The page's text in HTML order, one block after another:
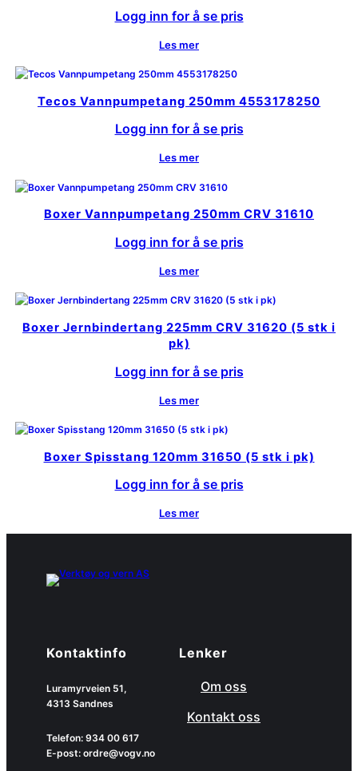
Logg inn for å se pris
Les mer
Tecos Vannpumpetang 250mm 4553178250
Logg inn for å se pris
Les mer
Boxer Vannpumpetang 250mm CRV 31610
Logg inn for å se pris
Les mer
Boxer Jernbindertang 225mm CRV 31620 (5 stk i
pk)
Logg inn for å se pris
Les mer
Boxer Spisstang 120mm 31650 (5 stk i pk)
Logg inn for å se pris
Les mer
Kontaktinfo
Luramyrveien 51,
4313 Sandnes
Telefon: 934 00 617
E-post: ordre@vogv.no
Lenker
Om oss
Kontakt oss